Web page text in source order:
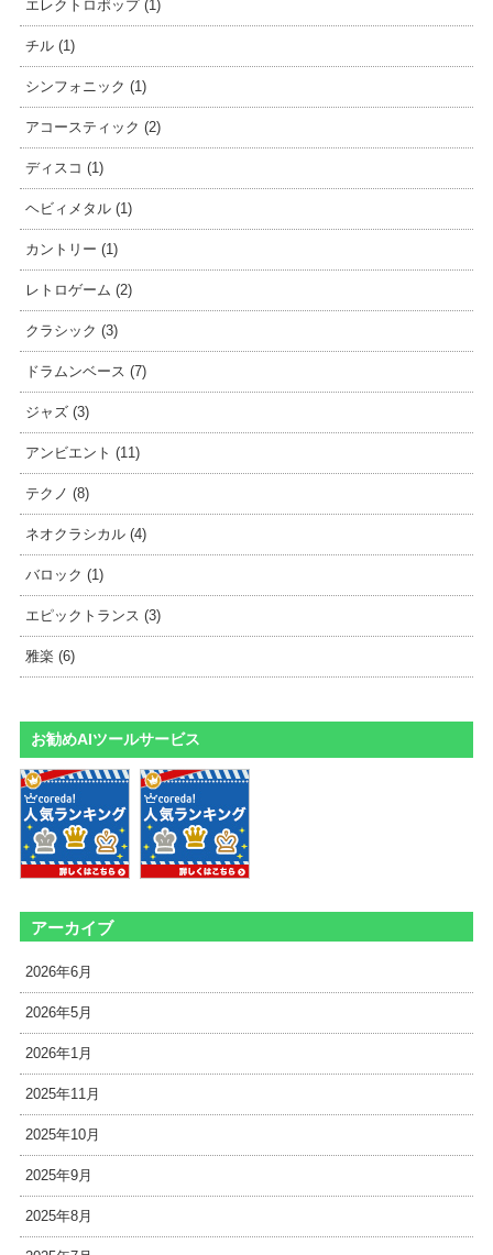
エレクトロポップ (1)
チル (1)
シンフォニック (1)
アコースティック (2)
ディスコ (1)
ヘビィメタル (1)
カントリー (1)
レトロゲーム (2)
クラシック (3)
ドラムンベース (7)
ジャズ (3)
アンビエント (11)
テクノ (8)
ネオクラシカル (4)
バロック (1)
エピックトランス (3)
雅楽 (6)
お勧めAIツールサービス
アーカイブ
2026年6月
2026年5月
2026年1月
2025年11月
2025年10月
2025年9月
2025年8月